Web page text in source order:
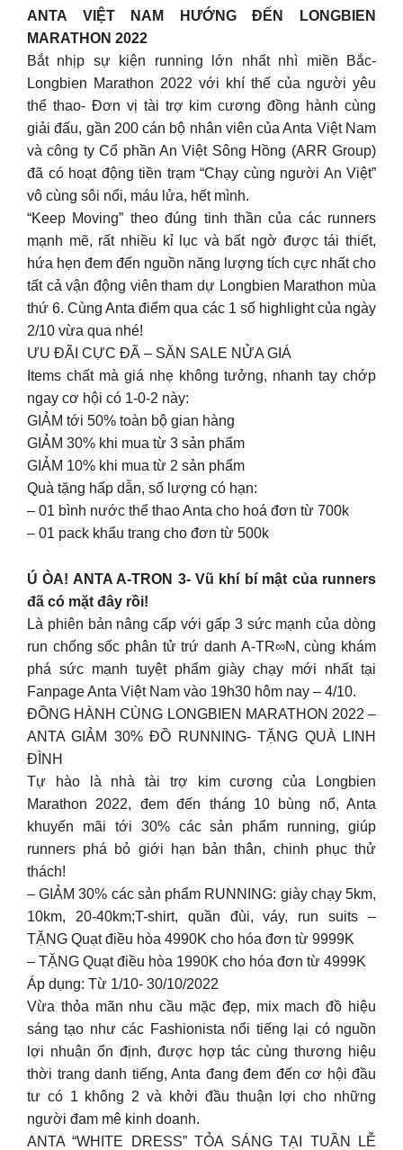
ANTA VIỆT NAM HƯỚNG ĐẾN LONGBIEN
MARATHON 2022
Bắt nhịp sự kiện running lớn nhất nhì miền Bắc-
Longbien Marathon 2022 với khí thế của người yêu
thể thao- Đơn vị tài trợ kim cương đồng hành cùng
giải đấu, gần 200 cán bộ nhân viên của Anta Việt Nam
và công ty Cổ phần An Việt Sông Hồng (ARR Group)
đã có hoạt động tiền trạm “Chạy cùng người An Việt”
vô cùng sôi nổi, máu lửa, hết mình.
“Keep Moving” theo đúng tinh thần của các runners
mạnh mẽ, rất nhiều kỉ lục và bất ngờ được tái thiết,
hứa hẹn đem đến nguồn năng lượng tích cực nhất cho
tất cả vận động viên tham dự Longbien Marathon mùa
thứ 6. Cùng Anta điểm qua các 1 số highlight của ngày
2/10 vừa qua nhé!
ƯU ĐÃI CỰC ĐÃ – SĂN SALE NỬA GIÁ
Items chất mà giá nhẹ không tưởng, nhanh tay chớp
ngay cơ hội có 1-0-2 này:
GIẢM tới 50% toàn bộ gian hàng
GIẢM 30% khi mua từ 3 sản phẩm
GIẢM 10% khi mua từ 2 sản phẩm
Quà tặng hấp dẫn, số lượng có hạn:
– 01 bình nước thể thao Anta cho hoá đơn từ 700k
– 01 pack khẩu trang cho đơn từ 500k
Ú ÒA! ANTA A-TRON 3- Vũ khí bí mật của runners
đã có mặt đây rồi!
Là phiên bản nâng cấp với gấp 3 sức mạnh của dòng
run chống sốc phân tử trứ danh A-TR∞N, cùng khám
phá sức mạnh tuyệt phẩm giày chạy mới nhất tại
Fanpage Anta Việt Nam vào 19h30 hôm nay – 4/10.
ĐỒNG HÀNH CÙNG LONGBIEN MARATHON 2022 –
ANTA GIẢM 30% ĐỒ RUNNING- TẶNG QUÀ LINH
ĐÌNH
Tự hào là nhà tài trợ kim cương của Longbien
Marathon 2022, đem đến tháng 10 bùng nổ, Anta
khuyến mãi tới 30% các sản phẩm running, giúp
runners phá bỏ giới hạn bản thân, chinh phục thử
thách!
– GIẢM 30% các sản phẩm RUNNING: giày chạy 5km,
10km, 20-40km;T-shirt, quần đùi, váy, run suits –
TẶNG Quạt điều hòa 4990K cho hóa đơn từ 9999K
– TẶNG Quạt điều hòa 1990K cho hóa đơn từ 4999K
Áp dụng: Từ 1/10- 30/10/2022
Vừa thỏa mãn nhu cầu mặc đẹp, mix mach đồ hiệu
sáng tạo như các Fashionista nổi tiếng lại có nguồn
lợi nhuận ổn định, được hợp tác cùng thương hiệu
thời trang danh tiếng, Anta đang đem đến cơ hội đầu
tư có 1 không 2 và khởi đầu thuận lợi cho những
người đam mê kinh doanh.
ANTA “WHITE DRESS” TỎA SÁNG TẠI TUẦN LỄ